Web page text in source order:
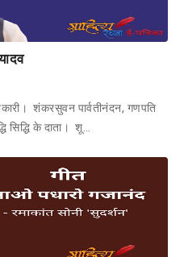
शंकरसुवन पार्वतीनंदन, गणपति
सिद्धि के दाता। शू…